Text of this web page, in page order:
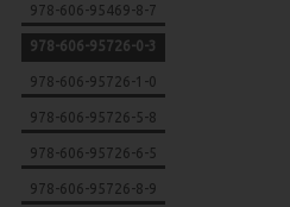
978-606-95469-8-7
978-606-95726-0-3
978-606-95726-1-0
978-606-95726-5-8
978-606-95726-6-5
978-606-95726-8-9